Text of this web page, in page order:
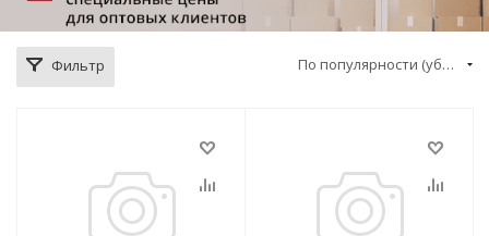
Фильтр По популярности (убывание)